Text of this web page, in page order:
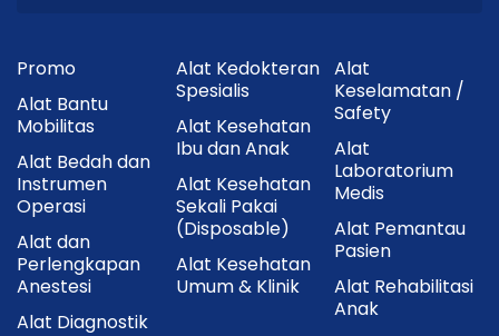
Promo
Alat Bantu
Mobilitas
Alat Bedah dan
Instrumen
Operasi
Alat dan
Perlengkapan
Anestesi
Alat Diagnostik
Alat Kedokteran
Spesialis
Alat Kesehatan
Ibu dan Anak
Alat Kesehatan
Sekali Pakai
(Disposable)
Alat Kesehatan
Umum & Klinik
Alat
Keselamatan /
Safety
Alat
Laboratorium
Medis
Alat Pemantau
Pasien
Alat Rehabilitasi
Anak